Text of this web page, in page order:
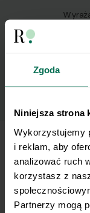
Zgoda
Niniejsza strona
Wykorzystujemy
i reklam, aby
analizować ruch
korzystasz z
Partnerzy mogą
To też